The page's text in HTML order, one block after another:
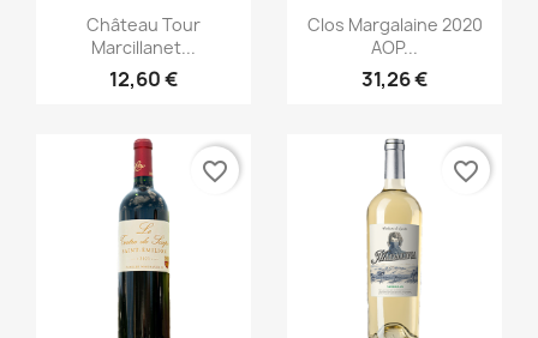
Aperçu rapide
Château Tour
Marcillanet...
12,60 €
Aperçu rapide
Clos Margalaine 2020
AOP...
31,26 €
favorite_border favorite_border